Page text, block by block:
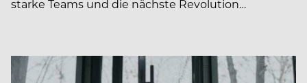
starke Teams und die nächste Revolution…